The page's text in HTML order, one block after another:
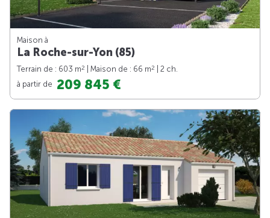
Maison à
La Roche-sur-Yon (85)
Terrain de : 603 m2 | Maison de : 66 m2
| 2 ch.
à partir de 209 845 €